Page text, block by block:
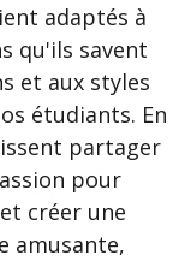
adaptés à
qu'ils savent
et aux styles
étudiants. En
partager
pour
créer une
amusante,